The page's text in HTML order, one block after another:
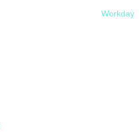
Workday